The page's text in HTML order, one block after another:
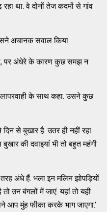
रहा था. वे दोनों तेज कदमों से गांव
अचानक सवाल किया.
पर अंधेरे के कारण कुछ समझ न
के साथ कहा. उसने कुछ
से बुखार है. उतर ही नहीं रहा.
की दवाइयां भी तो बहुत महंगी
अंधे हैं. भला इन मलिन झोपड़ियों
उन बंगलों में जाएं. यहां तो यही
आप मुंह फीका करके भाग जाएगा.’